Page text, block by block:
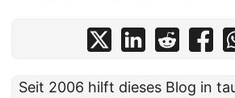
Seit 2006 hilft dieses Blog in